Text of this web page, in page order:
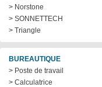
> Norstone
> SONNETTECH
> Triangle
BUREAUTIQUE
> Poste de travail
> Calculatrice